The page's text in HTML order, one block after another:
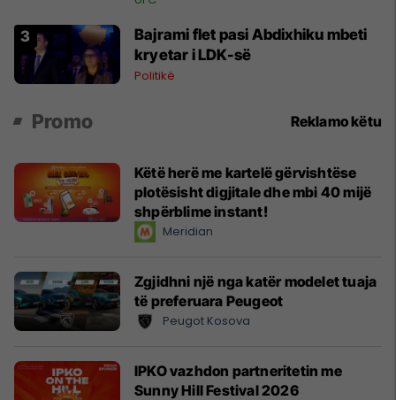
Bajrami flet pasi Abdixhiku mbeti
kryetar i LDK-së
Politikë
Promo Reklamo këtu
Këtë herë me kartelë gërvishtëse
plotësisht digjitale dhe mbi 40 mijë
shpërblime instant!
Meridian
Zgjidhni një nga katër modelet tuaja
të preferuara Peugeot
Peugot Kosova
IPKO vazhdon partneritetin me
Sunny Hill Festival 2026